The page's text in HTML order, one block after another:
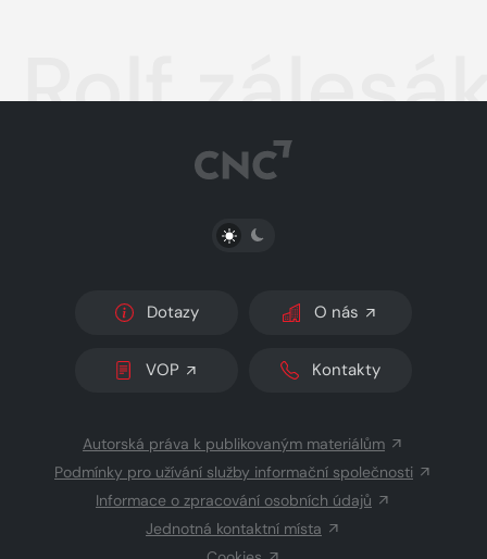
Rolf
PŘEPNOUT SVĚTLÝ/TMAVÝ REŽIM
Dotazy O nás
VOP Kontakty
Autorská práva k publikovaným materiálům
Podmínky pro užívání služby informační společnosti
Informace o zpracování osobních údajů
Jednotná kontaktní místa